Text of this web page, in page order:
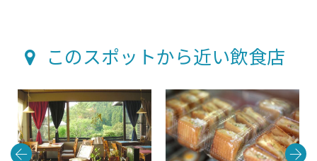
このスポットから近い飲食店